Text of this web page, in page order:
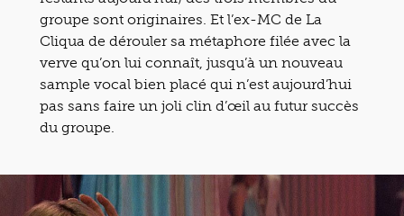
groupe sont originaires. Et l’ex-MC de La
Cliqua de dérouler sa métaphore filée avec la
verve qu’on lui connaît, jusqu’à un nouveau
sample vocal bien placé qui n’est aujourd’hui
pas sans faire un joli clin d’œil au futur succès
du groupe.